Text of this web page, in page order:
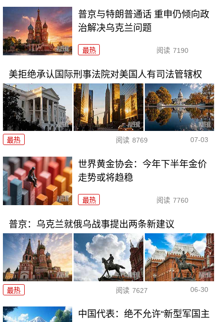
普京与特朗普通话 重申仍倾向政
治解决乌克兰问题
最热 阅读 7190
美拒绝承认国际刑事法院对美国人有司法管辖权
最热 阅读 8769 07-03
世界黄金协会：今年下半年金价
走势或将趋稳
最热 阅读 7760
普京：乌克兰就俄乌战事提出两条新建议
最热 阅读 7627 06-30
中国代表：绝不允许“新型军国主